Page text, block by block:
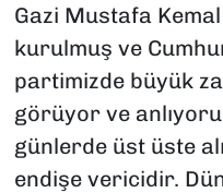
Gazi Mustafa
kurulmuş ve
partimizde büyük
görüyor ve
günlerde üst üste
endişe vericidir.